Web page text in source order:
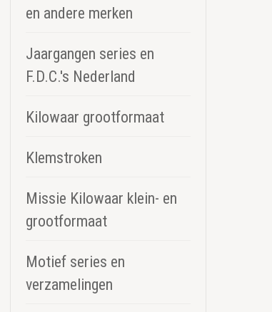
en andere merken
Jaargangen series en
F.D.C.'s Nederland
Kilowaar grootformaat
Klemstroken
Missie Kilowaar klein- en
grootformaat
Motief series en
verzamelingen